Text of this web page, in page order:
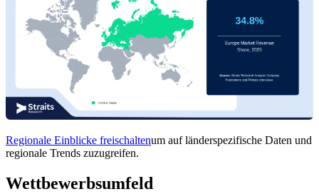
Regionale Einblicke freischaltenum auf länderspezifische Daten und
regionale Trends zuzugreifen.
Wettbewerbsumfeld